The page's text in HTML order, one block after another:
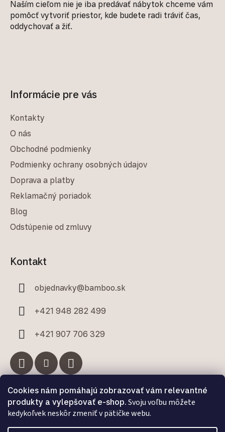
Cookies nám pomáhajú zobrazovať vám relevantné
produkty a vylepšovať e-shop. Svoju voľbu môžete
kedykoľvek neskôr zmeniť v pätičke webu.
Naším cieľom nie je iba predávať nábytok chceme vám
pomôcť vytvoriť priestor, kde budete radi tráviť čas,
oddychovať a žiť.
Informácie pre vás
Kontakty
O nás
Obchodné podmienky
Podmienky ochrany osobných údajov
Doprava a platby
Reklamačný poriadok
Blog
Odstúpenie od zmluvy
Kontakt
objednavky@bamboo.sk
+421 948 282 499
+421 907 706 329
Facebook